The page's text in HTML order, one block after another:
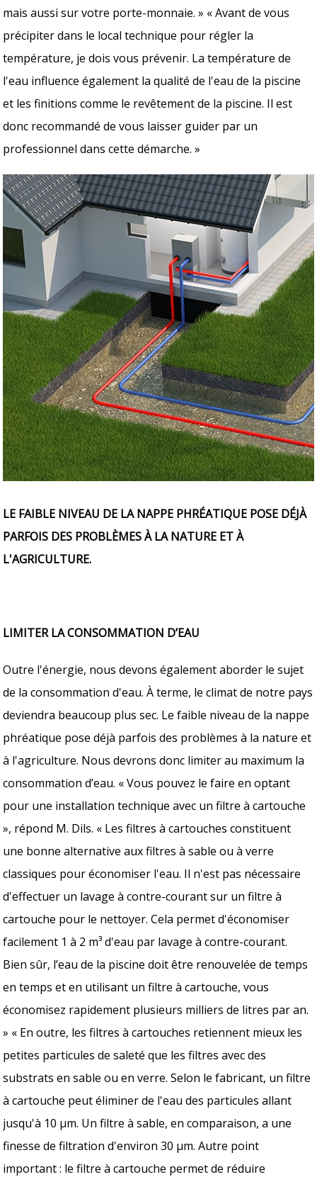
mais aussi sur votre porte-monnaie. » « Avant de vous
précipiter dans le local technique pour régler la
température, je dois vous prévenir. La température de
l'eau influence également la qualité de l'eau de la piscine
et les finitions comme le revêtement de la piscine. Il est
donc recommandé de vous laisser guider par un
professionnel dans cette démarche. »
LE FAIBLE NIVEAU DE LA NAPPE PHRÉATIQUE POSE DÉJÀ
PARFOIS DES PROBLÈMES À LA NATURE ET À
L'AGRICULTURE.
LIMITER LA CONSOMMATION D’EAU
Outre l'énergie, nous devons également aborder le sujet
de la consommation d'eau. À terme, le climat de notre pays
deviendra beaucoup plus sec. Le faible niveau de la nappe
phréatique pose déjà parfois des problèmes à la nature et
à l'agriculture. Nous devrons donc limiter au maximum la
consommation d’eau. « Vous pouvez le faire en optant
pour une installation technique avec un filtre à cartouche
», répond M. Dils. « Les filtres à cartouches constituent
une bonne alternative aux filtres à sable ou à verre
classiques pour économiser l'eau. Il n'est pas nécessaire
d'effectuer un lavage à contre-courant sur un filtre à
cartouche pour le nettoyer. Cela permet d'économiser
facilement 1 à 2 m³ d'eau par lavage à contre-courant.
Bien sûr, l’eau de la piscine doit être renouvelée de temps
en temps et en utilisant un filtre à cartouche, vous
économisez rapidement plusieurs milliers de litres par an.
» « En outre, les filtres à cartouches retiennent mieux les
petites particules de saleté que les filtres avec des
substrats en sable ou en verre. Selon le fabricant, un filtre
à cartouche peut éliminer de l'eau des particules allant
jusqu'à 10 μm. Un filtre à sable, en comparaison, a une
finesse de filtration d'environ 30 μm. Autre point
important : le filtre à cartouche permet de réduire